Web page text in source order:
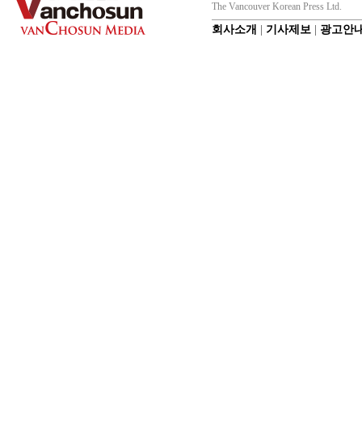
The Vancouver Korean Press Ltd.
회사소개 기사제보 광고안